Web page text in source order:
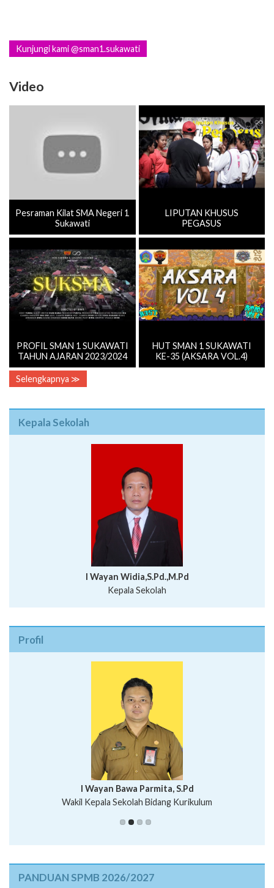
Kunjungi kami @sman1.sukawati
Video
Pesraman Kilat SMA Negeri 1
Sukawati
LIPUTAN KHUSUS
PEGASUS
PROFIL SMAN 1 SUKAWATI
TAHUN AJARAN 2023/2024
HUT SMAN 1 SUKAWATI
KE-35 (AKSARA VOL.4)
Selengkapnya ≫
Kepala Sekolah
I Wayan Widia,S.Pd.,M.Pd
Kepala Sekolah
Profil
Putu Suhartana, S.Pd.
I Wayan Bawa Parmita, S.Pd
Wakil Kepala Sekolah Bidang Kurikulum
I Wayan Gede Aditya Pratita, S.Pd., M.Sn
Ni Wayan Nopi Sutantri, S.Pd.
PANDUAN SPMB 2026/2027